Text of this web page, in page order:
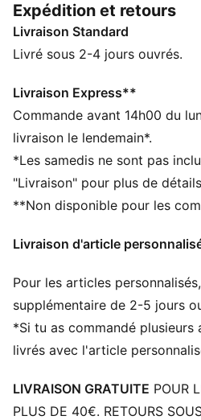
serrage en coton ajoute une
effet.
DÉTAILS
Tissu éponge
Longueur standard
Modèle à capuche
Expédition et retours
Livraison Standard
Livré sous 2-4 jours ouvrés.
Livraison Express**
Commande avant 14h00 du
livraison le lendemain*.
*Les samedis ne sont pas
"Livraison" pour plus de
**Non disponible pour les
Livraison d'article
Pour les articles
supplémentaire de 2-5 jours
*Si tu as commandé
livrés avec l'article
LIVRAISON GRATUITE POUR
PLUS DE 40€. RETOURS